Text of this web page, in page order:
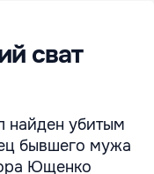
сват
найден убитым
бывшего мужа
Ющенко